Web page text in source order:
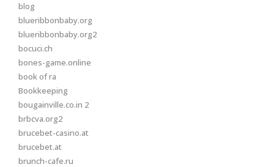
blog
blueribbonbaby.org
blueribbonbaby.org2
bocuci.ch
bones-game.online
book of ra
Bookkeeping
bougainville.co.in 2
brbcva.org2
brucebet-casino.at
brucebet.at
brunch-cafe.ru